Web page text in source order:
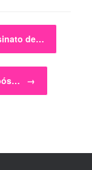
de…
→